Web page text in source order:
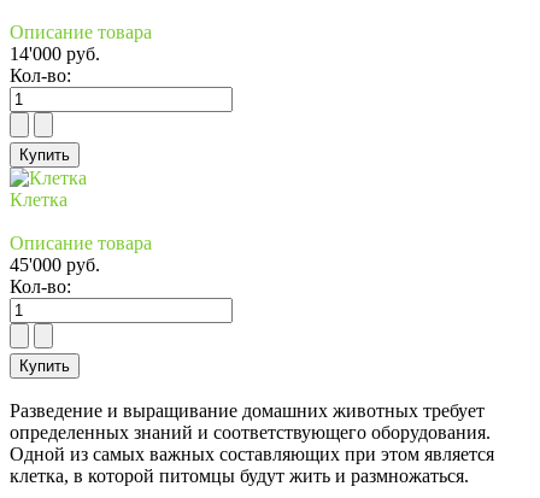
Описание товара
14'000 руб.
Кол-во:
Клетка
Описание товара
45'000 руб.
Кол-во:
Разведение и выращивание домашних животных требует
определенных знаний и соответствующего оборудования.
Одной из самых важных составляющих при этом является
клетка, в которой питомцы будут жить и размножаться.